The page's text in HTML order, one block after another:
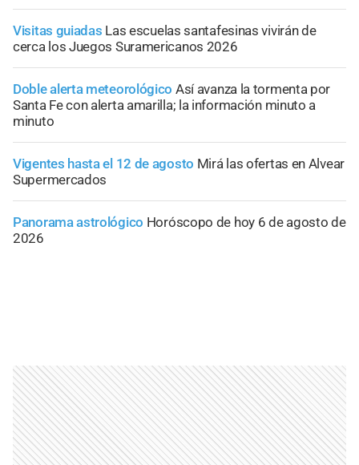
Visitas guiadas Las escuelas santafesinas vivirán de
cerca los Juegos Suramericanos 2026
Doble alerta meteorológico Así avanza la tormenta por
Santa Fe con alerta amarilla; la información minuto a
minuto
Vigentes hasta el 12 de agosto Mirá las ofertas en Alvear
Supermercados
Panorama astrológico Horóscopo de hoy 6 de agosto de
2026